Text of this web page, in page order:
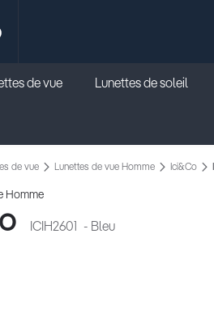
de vue Lunettes de soleil
de vue Lunettes de vue Homme Ici&Co
Homme
ICIH2601 - Bleu